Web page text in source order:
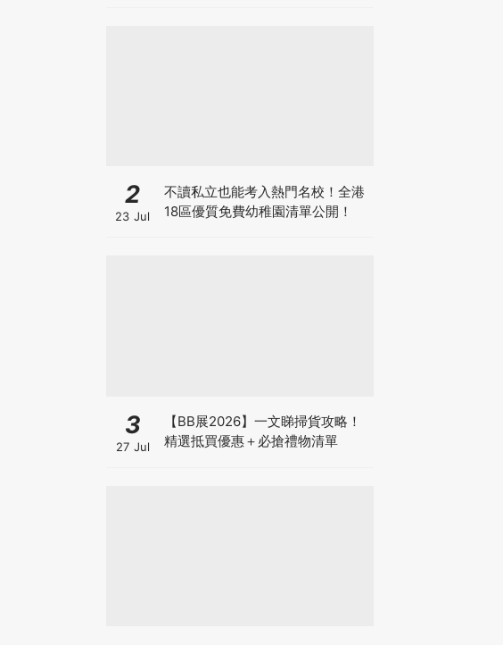
2
23 Jul
不讀私立也能考入熱門名校！全港
18區優質免費幼稚園清單公開！
3
27 Jul
【BB展2026】一文睇掃貨攻略！
精選抵買優惠＋必搶禮物清單